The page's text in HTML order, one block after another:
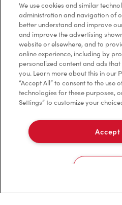
Politique de confidentialité
Conditions de service
Marques de commerce
Accessibilité
Diagnostic
Contactez-nous
We use cookies and similar
administration and navigation of
better understand and improve
and improve the advertising
website or elsewhere, and to
online experience, including by
personalized content and ads
you. Learn more about this in our
“Accept All” to consent to the use
technologies for these purposes,
Settings” to customize your